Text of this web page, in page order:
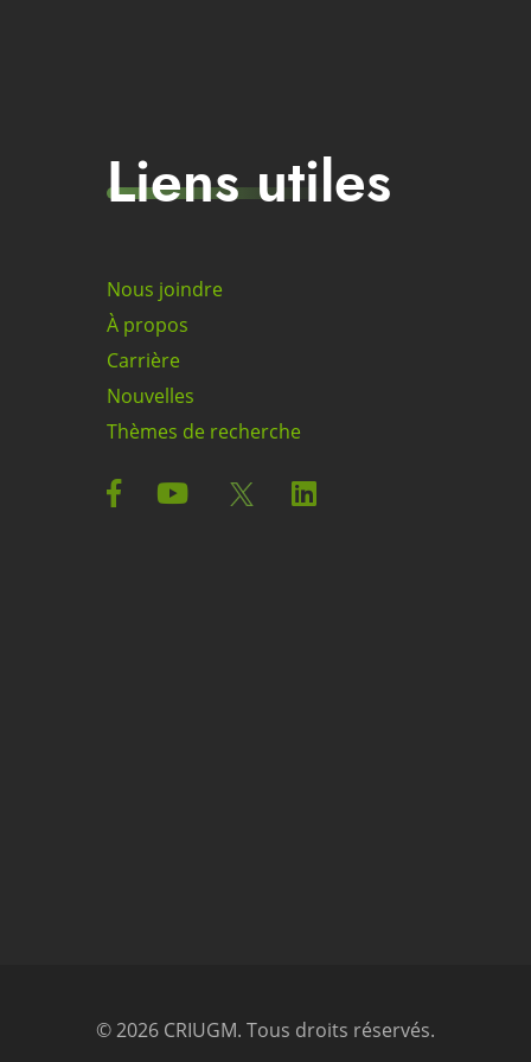
Liens utiles
Nous joindre
À propos
Carrière
Nouvelles
Thèmes de recherche
© 2026 CRIUGM. Tous droits réservés.